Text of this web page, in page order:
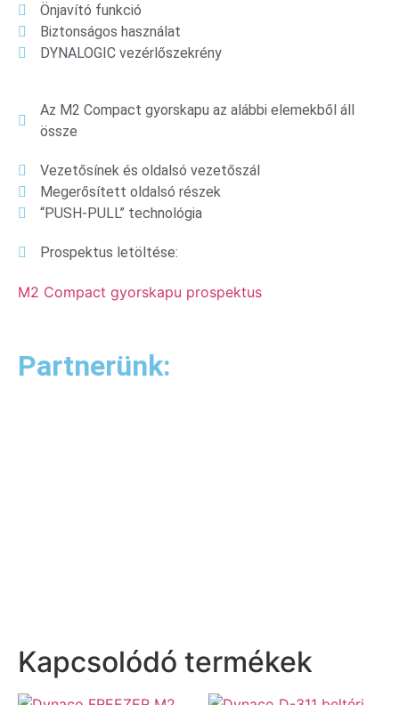
Az M2 Compact gyorskapu az alábbi elemekből áll
össze
Vezetősínek és oldalsó vezetőszál
Megerősített oldalsó részek
“PUSH-PULL” technológia
Prospektus letöltése:
M2 Compact gyorskapu prospektus
Önjavító funkció
Biztonságos használat
DYNALOGIC vezérlőszekrény
Kapcsolódó termékek
Partnerünk: